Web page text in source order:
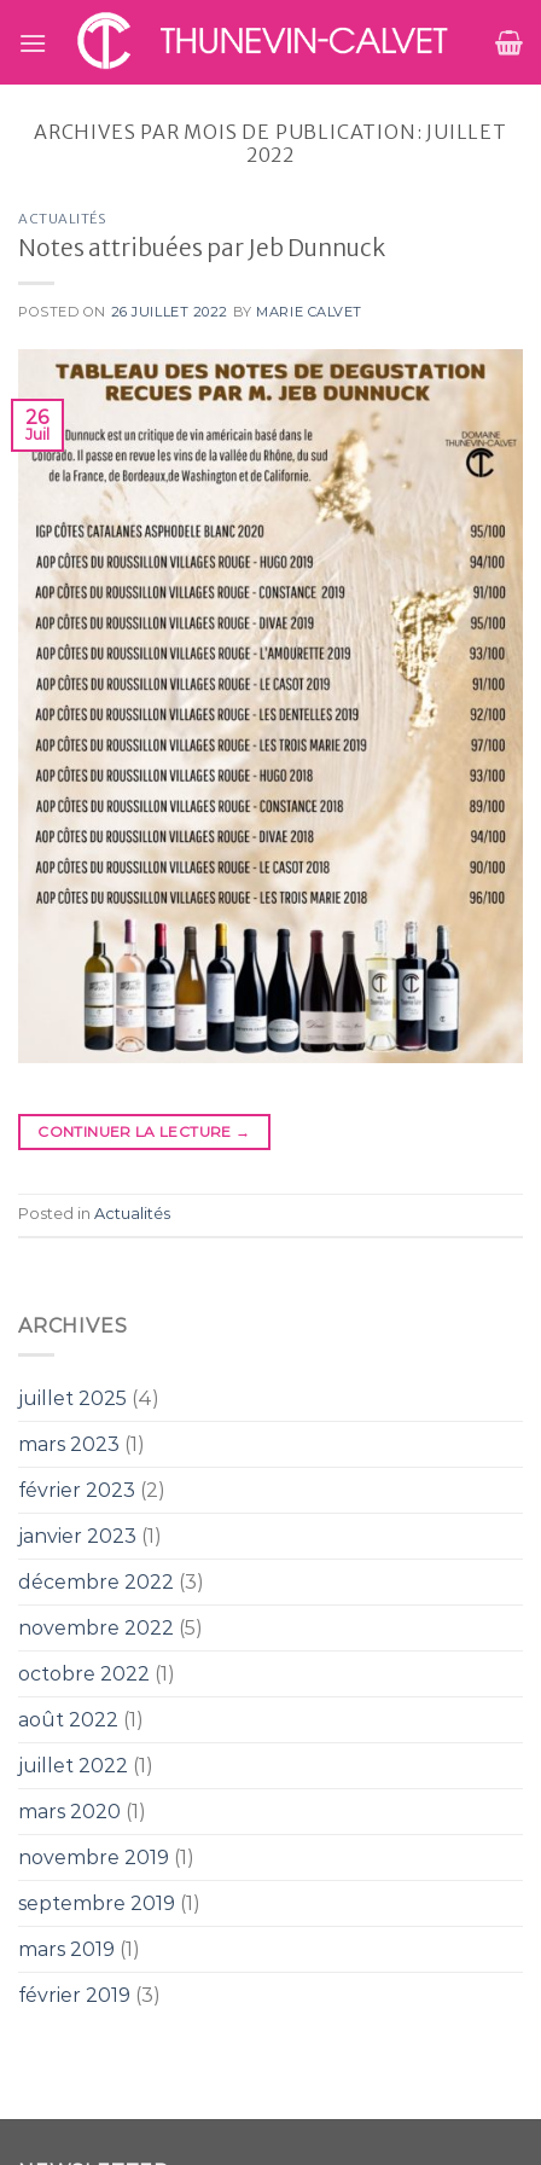
ARCHIVES PAR MOIS DE PUBLICATION: JUILLET
2022
ACTUALITÉS
Notes attribuées par Jeb Dunnuck
POSTED ON 26 JUILLET 2022 BY MARIE CALVET
26
Juil
CONTINUER LA LECTURE →
Posted in Actualités
ARCHIVES
juillet 2025 (4)
mars 2023 (1)
février 2023 (2)
janvier 2023 (1)
décembre 2022 (3)
novembre 2022 (5)
octobre 2022 (1)
août 2022 (1)
juillet 2022 (1)
mars 2020 (1)
novembre 2019 (1)
septembre 2019 (1)
mars 2019 (1)
février 2019 (3)